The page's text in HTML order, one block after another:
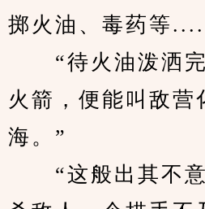
掷火油、毒药等
“待火油泼洒完
火箭，便能叫敌营
海。”
“这般出其不意